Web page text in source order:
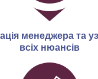
менеджера та
всіх нюансів